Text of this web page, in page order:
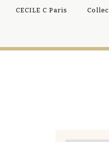
CECILE C Paris